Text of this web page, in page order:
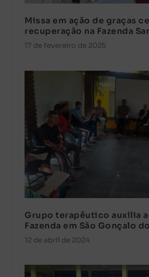
Missa em ação de graças
recuperação na Fazenda
17 de fevereiro de 2025
Grupo terapêutico auxilia
Fazenda em São Gonçalo
12 de abril de 2024